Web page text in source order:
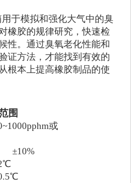
于模拟和强化大气中的臭
橡胶的规律研究，快速检
性。通过臭氧老化性能和
证方法，才能找到有效的
根本上提高橡胶制品的使
围
臭氧控制精度：	±10%